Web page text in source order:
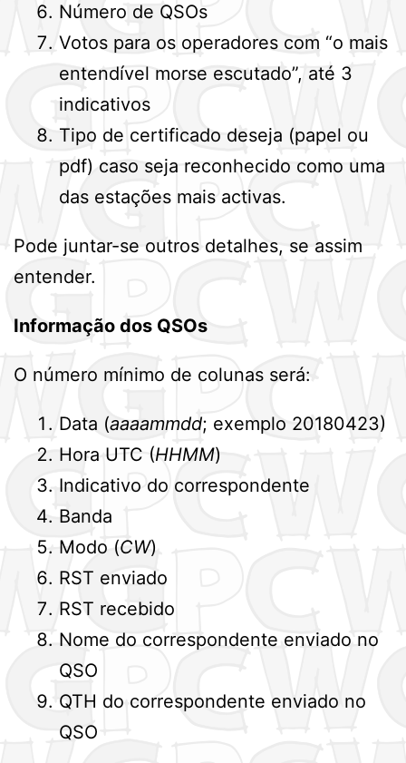
Número de QSOs
Votos para os operadores com “o mais
entendível morse escutado”, até 3
indicativos
Tipo de certificado deseja (papel ou
pdf) caso seja reconhecido como uma
das estações mais activas.
Pode juntar-se outros detalhes, se assim
entender.
Informação dos QSOs
O número mínimo de colunas será:
Data (aaaammdd; exemplo 20180423)
Hora UTC (HHMM)
Indicativo do correspondente
Banda
Modo (CW)
RST enviado
RST recebido
Nome do correspondente enviado no
QSO
QTH do correspondente enviado no
QSO